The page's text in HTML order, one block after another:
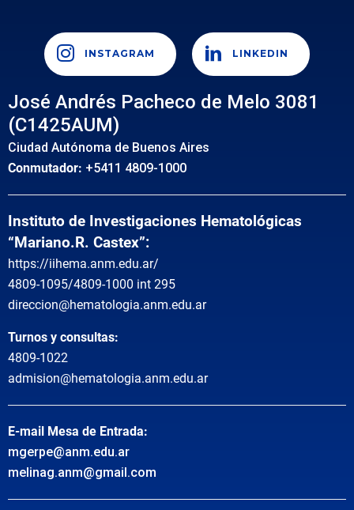
INSTAGRAM LINKEDIN
José Andrés Pacheco de Melo 3081
(C1425AUM)
Ciudad Autónoma de Buenos Aires
Conmutador: +5411 4809-1000
Instituto de Investigaciones Hematológicas
“Mariano.R. Castex”:
https://iihema.anm.edu.ar/
4809-1095/4809-1000 int 295
direccion@hematologia.anm.edu.ar
Turnos y consultas:
4809-1022
admision@hematologia.anm.edu.ar
E-mail Mesa de Entrada:
mgerpe@anm.edu.ar
melinag.anm@gmail.com